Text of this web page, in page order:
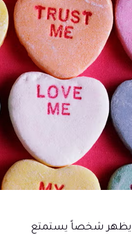
يظهر شخصاً يستمتع